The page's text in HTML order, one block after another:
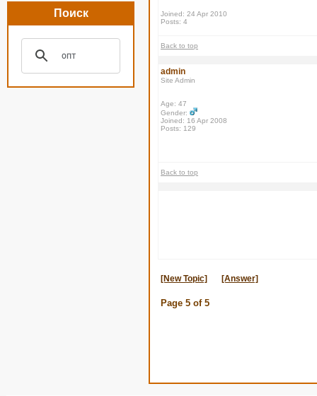
Поиск
Joined: 24 Apr 2010
Posts: 4
Back to top
admin
Site Admin
Age: 47
Gender:
Joined: 16 Apr 2008
Posts: 129
Back to top
[New Topic] [Answer]
Page 5 of 5